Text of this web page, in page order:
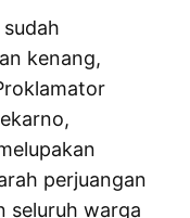
kenang,
perjuangan
seluruh warga